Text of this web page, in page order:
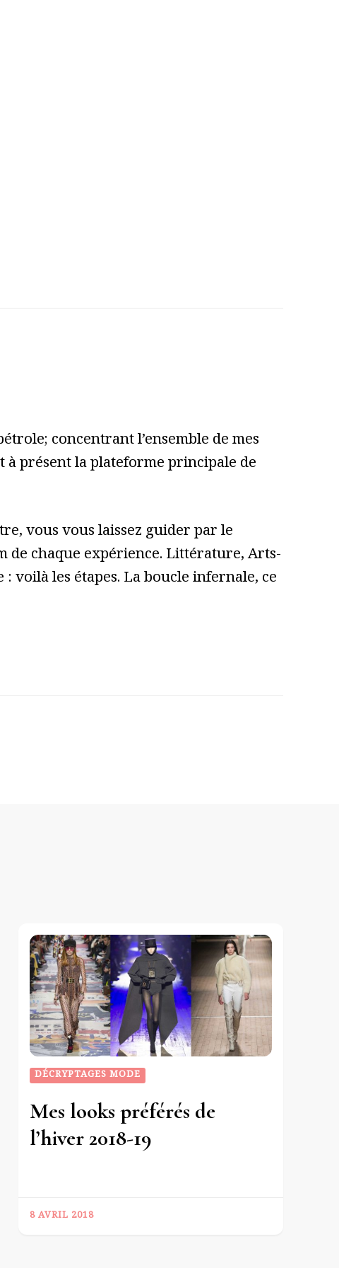
concentrant l’ensemble de mes
à présent la plateforme principale de
vous vous laissez guider par le
de chaque expérience. Littérature, Arts-
voilà les étapes. La boucle infernale, ce
DÉCRYPTAGES MODE
Mes looks préférés de
l’hiver 2018-19
8 AVRIL 2018